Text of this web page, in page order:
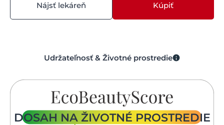
Nájsť lekáreň Kúpiť
Udržateľnosť & Životné prostredie
DOSAH NA ŽIVOTNÉ PROSTREDIE